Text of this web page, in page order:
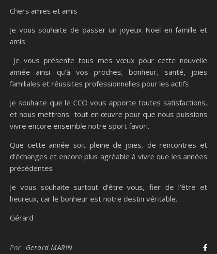
Chers amies et amis
Je vous souhaite de passer un joyeux Noël en famille et
amis.
Je vous présente tous mes vœux pour cette nouvelle
année ainsi qu’à vos proches, bonheur, santé, joies
familiales et réussites professionnelles pour les actifs
Je souhaite que le CCO vous apporte toutes satisfactions,
et nous mettrons tout en œuvre pour que nous puissions
vivre encore ensemble notre sport favori.
Que cette année soit pleine de joies, de rencontres et
d’échanges et encore plus agréable à vivre que les années
précédentes
Je vous souhaite surtout d’être vous, fier de l’être et
heureux, car le bonheur est notre destin véritable.
Gérard
Par Gerard MARIN